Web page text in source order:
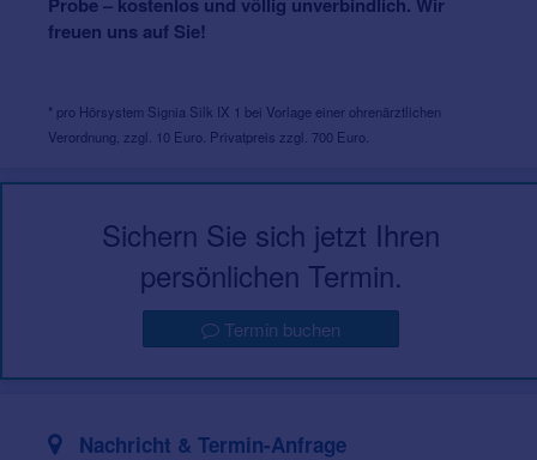
freuen uns auf Sie!
* pro Hörsystem Signia Silk IX 1 bei Vorlage einer ohrenärztlichen
Verordnung, zzgl. 10 Euro. Privatpreis zzgl. 700 Euro.
Sichern Sie sich jetzt Ihren
persönlichen Termin.
Termin buchen
Nachricht & Termin-Anfrage